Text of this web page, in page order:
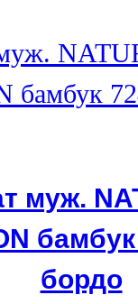
муж.
бордо